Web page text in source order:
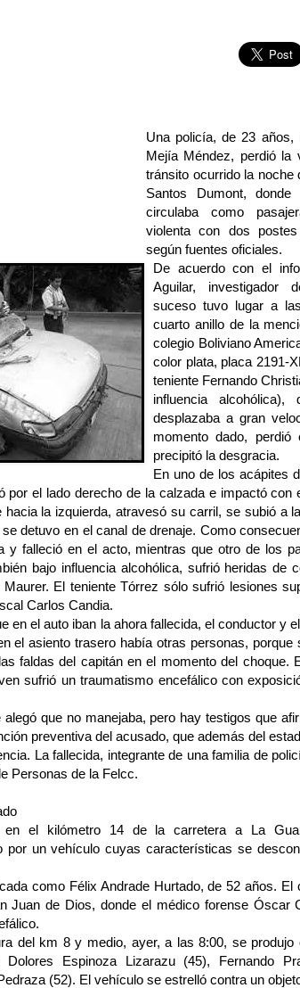
Una policía, de 23 años,
Mejía Méndez, perdió la
tránsito ocurrido la noche
Santos Dumont,
circulaba como
violenta con dos
según fuentes oficiales.
De acuerdo con el
Aguilar, investigador
suceso tuvo lugar a
cuarto anillo de la
colegio Boliviano
color plata, placa 2191-
teniente Fernando
influencia alcohólica),
desplazaba a gran
momento dado,
precipitó la desgracia.
En uno de los acápites
por el lado derecho de la calzada e impactó con
la izquierda, atravesó su carril, se subió a
detuvo en el canal de drenaje. Como
y falleció en el acto, mientras que otro de los
bajo influencia alcohólica, sufrió heridas de
El teniente Tórrez sólo sufrió lesiones
Carlos Candia.
en el auto iban la ahora fallecida, el conductor y
el asiento trasero había otras personas, porque
faldas del capitán en el momento del choque.
sufrió un traumatismo encefálico con
que no manejaba, pero hay testigos que
preventiva del acusado, que además del
La fallecida, integrante de una familia de
Personas de la Felcc.
en el kilómetro 14 de la carretera a La
por un vehículo cuyas características se
como Félix Andrade Hurtado, de 52 años. El
Juan de Dios, donde el médico forense Óscar
del km 8 y medio, ayer, a las 8:00, se produjo
Dolores Espinoza Lizarazu (45), Fernando
(52). El vehículo se estrelló contra un